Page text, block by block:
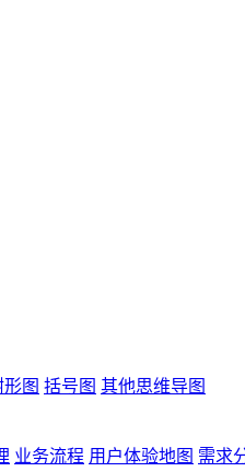
形图 括号图 其他思维导图
业务流程 用户体验地图 需求